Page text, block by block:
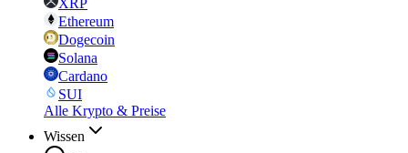
XRP
Ethereum
Dogecoin
Solana
Cardano
SUI
Alle Krypto & Preise
Wissen